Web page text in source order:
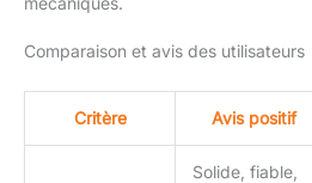
Comparaison et avis des utilisateurs
Critère Avis positif
Solide, fiable,